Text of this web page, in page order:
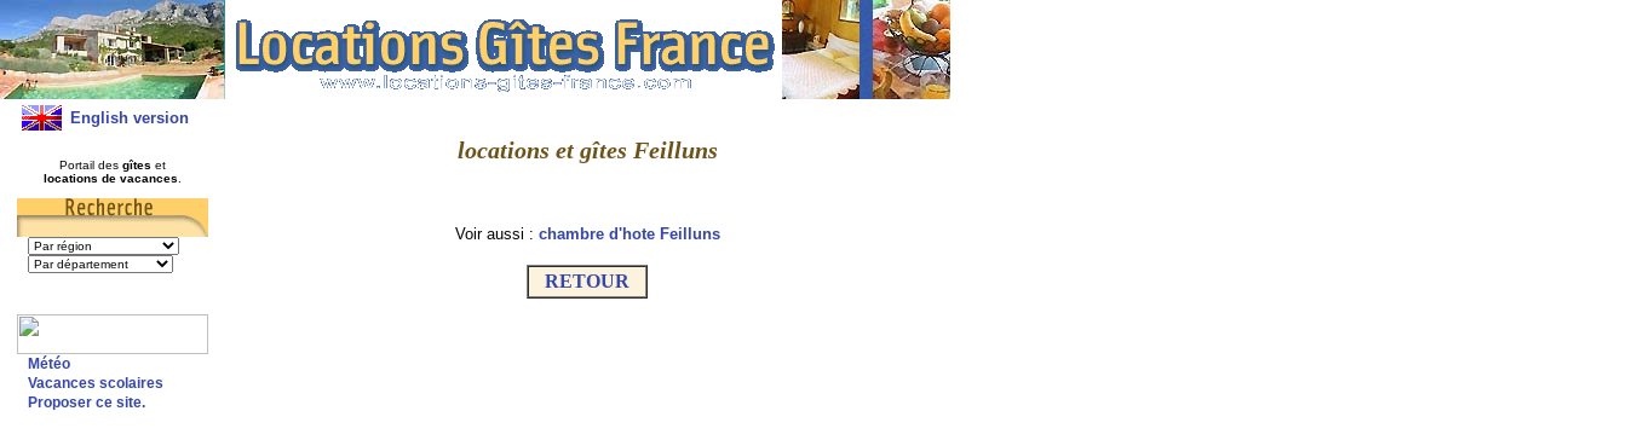
English version
Portail des gîtes et
locations de vacances
Météo
Vacances scolaires
Proposer ce site.
locations et gîtes Feilluns
Voir aussi : chambre d'hote Feilluns
RETOUR